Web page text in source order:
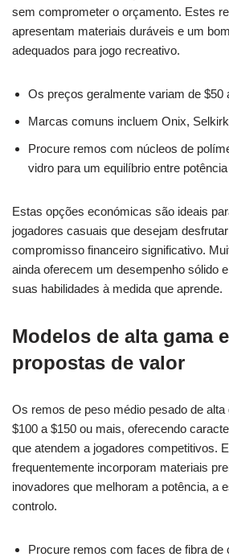
sem comprometer o orçamento. Estes
apresentam materiais duráveis e um
adequados para jogo recreativo.
Os preços geralmente variam de $50
Marcas comuns incluem Onix,
Procure remos com núcleos de
vidro para um equilíbrio entre
Estas opções económicas são ideais
jogadores casuais que desejam
compromisso financeiro significativo.
ainda oferecem um desempenho sólido
suas habilidades à medida que aprende.
Modelos de alta gama
propostas de valor
Os remos de peso médio pesado de
$100 a $150 ou mais, oferecendo
que atendem a jogadores competitivos.
frequentemente incorporam materiais
inovadores que melhoram a potência, a
controlo.
Procure remos com faces de fibra de